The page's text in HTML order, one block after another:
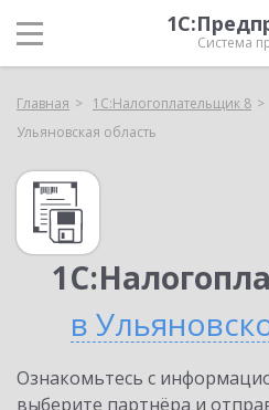
Система
Главная 1С:Налогоплательщик 8
Ульяновская область
в
Ознакомьтесь с
выберите партнёра и